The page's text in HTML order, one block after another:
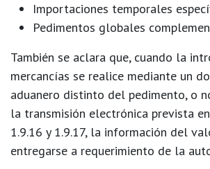
Importaciones temporales
Pedimentos globales
También se aclara que, cuando la
mercancías se realice mediante un
aduanero distinto del pedimento, o
la transmisión electrónica prevista
1.9.16 y 1.9.17, la información del
entregarse a requerimiento de la